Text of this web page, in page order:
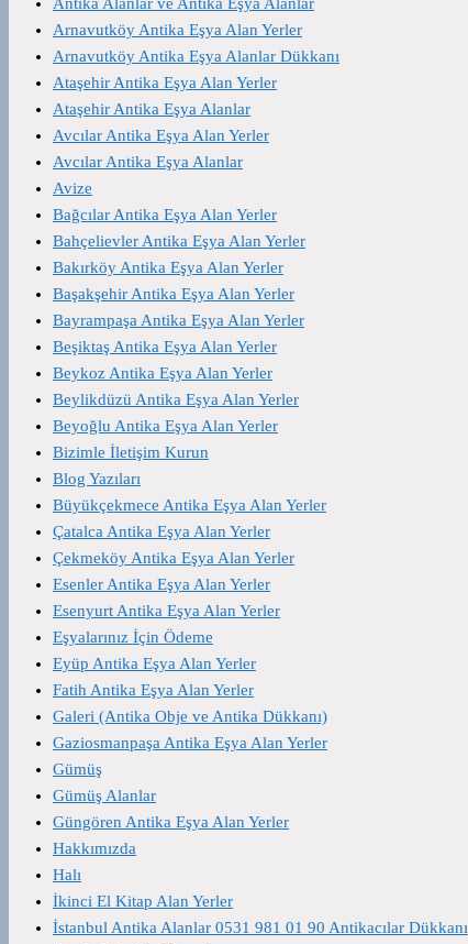
Arnavutköy Antika Eşya Alan Yerler
Arnavutköy Antika Eşya Alanlar Dükkanı
Ataşehir Antika Eşya Alan Yerler
Ataşehir Antika Eşya Alanlar
Avcılar Antika Eşya Alan Yerler
Avcılar Antika Eşya Alanlar
Avize
Bağcılar Antika Eşya Alan Yerler
Bahçelievler Antika Eşya Alan Yerler
Bakırköy Antika Eşya Alan Yerler
Başakşehir Antika Eşya Alan Yerler
Bayrampaşa Antika Eşya Alan Yerler
Beşiktaş Antika Eşya Alan Yerler
Beykoz Antika Eşya Alan Yerler
Beylikdüzü Antika Eşya Alan Yerler
Beyoğlu Antika Eşya Alan Yerler
Bizimle İletişim Kurun
Blog Yazıları
Büyükçekmece Antika Eşya Alan Yerler
Çatalca Antika Eşya Alan Yerler
Çekmeköy Antika Eşya Alan Yerler
Esenler Antika Eşya Alan Yerler
Esenyurt Antika Eşya Alan Yerler
Eşyalarınız İçin Ödeme
Eyüp Antika Eşya Alan Yerler
Fatih Antika Eşya Alan Yerler
Galeri (Antika Obje ve Antika Dükkanı)
Gaziosmanpaşa Antika Eşya Alan Yerler
Gümüş
Gümüş Alanlar
Güngören Antika Eşya Alan Yerler
Hakkımızda
Halı
İkinci El Kitap Alan Yerler
İstanbul Antika Alanlar 0531 981 01 90 Antikacılar Dükkanı